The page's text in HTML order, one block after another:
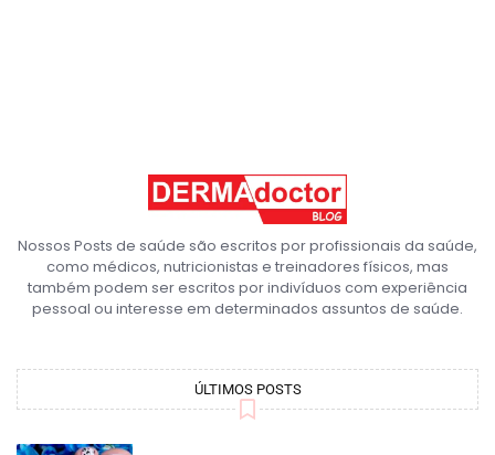
Nossos Posts de saúde são escritos por profissionais da saúde,
como médicos, nutricionistas e treinadores físicos, mas
também podem ser escritos por indivíduos com experiência
pessoal ou interesse em determinados assuntos de saúde.
ÚLTIMOS POSTS